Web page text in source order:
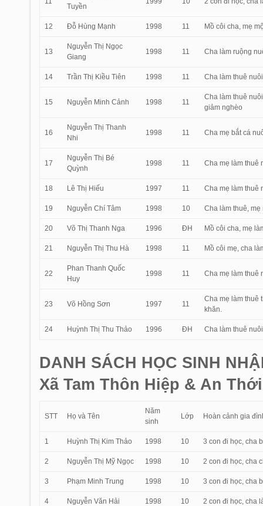
Tuyền
12 Đỗ Hùng Mạnh 1998 11 Mồ côi cha, mẹ
13
Nguyễn Thị Ngọc
Giang
1998 11 Cha làm ruộng
14 Trần Thị Kiều Tiên 1998 11 Cha làm thuê
15 Nguyễn Minh Cảnh 1998 11
Cha làm thuê
giảm nghèo
16
Nguyễn Thị Thanh
Nhi
1998 11 Cha mẹ bắt cá
17
Nguyễn Thị Bé
Quỳnh
1998 11 Cha mẹ làm thuê
18 Lê Thị Hiếu 1997 11 Cha mẹ làm thuê
19 Nguyễn Chí Tâm 1998 10 Cha làm thuê,
20 Võ Thị Thanh Nga 1996 ĐH Mồ côi cha, mẹ
21 Nguyễn Thị Thu Hà 1998 11 Mồ côi mẹ, cha
22
Phan Thanh Quốc
Huy
1998 11 Cha mẹ làm thuê
23 Võ Hồng Sơn 1997 11
Cha mẹ làm thuê
khăn.
24 Huỳnh Thị Thu Thảo 1996 ĐH Cha làm thuê
DANH SÁCH HỌC SINH
Xã Tam Thôn Hiệp & An
STT Họ và Tên
Năm
sinh
Lớp Hoàn cảnh gia
1 Huỳnh Thị Kim Thảo 1998 10 3 con đi học, cha
2 Nguyễn Thị Mỹ Ngọc 1998 10 2 con đi học, cha
3 Phạm Minh Trung 1998 10 3 con đi học, cha
4 Nguyễn Văn Hải 1998 10 2 con đi học, cha